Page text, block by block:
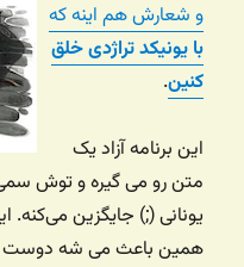
و شعارش هم اینه که
با یونیکد تراژدی خلق
کنین.
این برنامه آزاد یک
متن رو می گیره و توش
یونانی (;) جایگزین
همین باعث می شه دوست